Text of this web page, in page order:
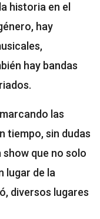
historia en el
hay
hay bandas
las
tiempo, sin dudas
show que no solo
lugar de la
diversos lugares